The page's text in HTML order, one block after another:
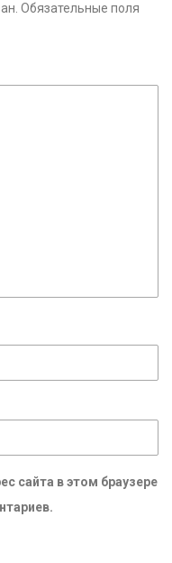
Обязательные поля
сайта в этом браузере